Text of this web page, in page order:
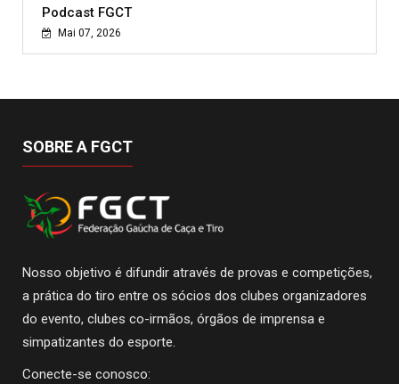
Podcast FGCT
Mai 07, 2026
SOBRE A FGCT
Nosso objetivo é difundir através de provas e competições,
a prática do tiro entre os sócios dos clubes organizadores
do evento, clubes co-irmãos, órgãos de imprensa e
simpatizantes do esporte.
Conecte-se conosco: